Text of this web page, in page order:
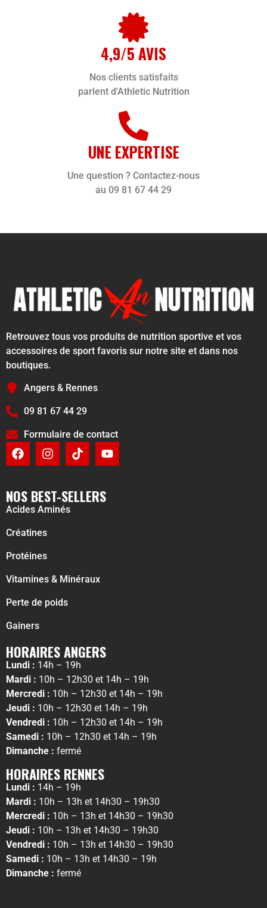
4,9/5 AVIS
Nos clients satisfaits
parlent d'Athletic Nutrition
UNE EXPERTISE
Une question ? Contactez-nous
au 09 81 67 44 29
Retrouvez tous vos produits de nutrition sportive et vos
accessoires de sport favoris sur notre site et dans nos
boutiques.
Angers & Rennes
09 81 67 44 29
Formulaire de contact
NOS BEST-SELLERS
Acides Aminés
Créatines
Protéines
Vitamines & Minéraux
Perte de poids
Gainers
HORAIRES ANGERS
Lundi : 14h – 19h
Mardi : 10h – 12h30 et 14h – 19h
Mercredi : 10h – 12h30 et 14h – 19h
Jeudi : 10h – 12h30 et 14h – 19h
Vendredi : 10h – 12h30 et 14h – 19h
Samedi : 10h – 12h30 et 14h – 19h
Dimanche : fermé
HORAIRES RENNES
Lundi : 14h – 19h
Mardi : 10h – 13h et 14h30 – 19h30
Mercredi : 10h – 13h et 14h30 – 19h30
Jeudi : 10h – 13h et 14h30 – 19h30
Vendredi : 10h – 13h et 14h30 – 19h30
Samedi : 10h – 13h et 14h30 – 19h
Dimanche : fermé